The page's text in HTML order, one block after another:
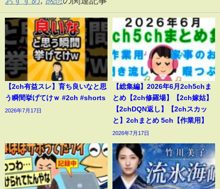
【2ch有益スレ】育ち良いなと思
う瞬間挙げてけｗ #2ch #shorts
2026年7月17日
【総集編】2026年6月2ch5chま
とめ【2ch修羅場】【2ch嫁姑】
【2chDQN返し】【2chスカッ
と】2chまとめ 5ch【作業用】
2026年7月17日